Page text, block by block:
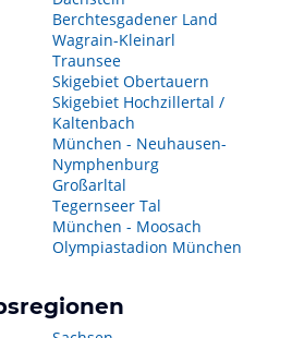
Berchtesgadener Land
Wagrain-Kleinarl
Traunsee
Skigebiet Obertauern
Skigebiet Hochzillertal /
Kaltenbach
München - Neuhausen-
Nymphenburg
Großarltal
Tegernseer Tal
München - Moosach
Olympiastadion München